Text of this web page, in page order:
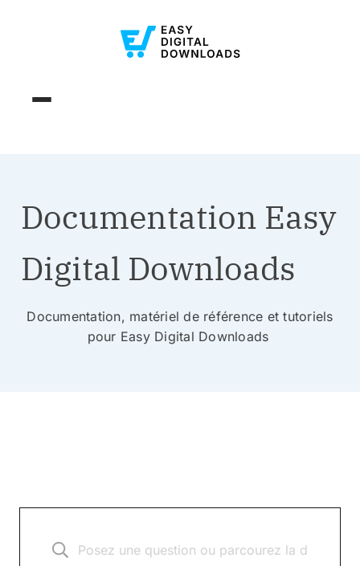
Documentation Easy
Digital Downloads
Documentation, matériel de référence et tutoriels
pour Easy Digital Downloads